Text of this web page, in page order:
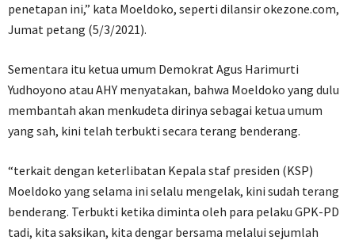
penetapan ini,” kata Moeldoko, seperti dilansir okezone.com,
Jumat petang (5/3/2021).
Sementara itu ketua umum Demokrat Agus Harimurti
Yudhoyono atau AHY menyatakan, bahwa Moeldoko yang dulu
membantah akan menkudeta dirinya sebagai ketua umum
yang sah, kini telah terbukti secara terang benderang.
“terkait dengan keterlibatan Kepala staf presiden (KSP)
Moeldoko yang selama ini selalu mengelak, kini sudah terang
benderang. Terbukti ketika diminta oleh para pelaku GPK-PD
tadi, kita saksikan, kita dengar bersama melalui sejumlah